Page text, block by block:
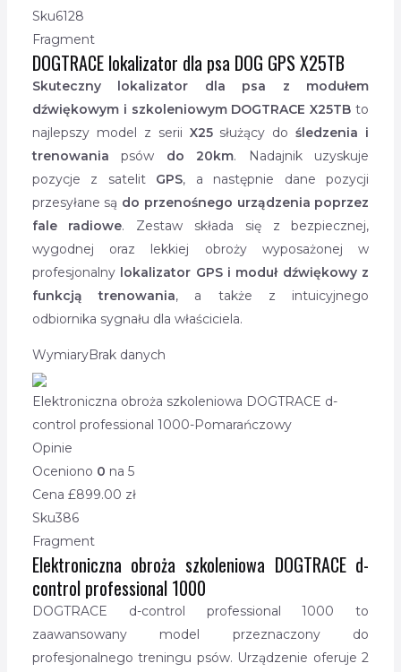
Sku6128
Fragment
DOGTRACE lokalizator dla psa DOG GPS X25TB
Skuteczny lokalizator dla psa z modułem
dźwiękowym i szkoleniowym DOGTRACE X25TBto
najlepszy model z serii X25służący dośledzenia i
trenowaniapsów do 20km. Nadajnik uzyskuje
pozycje z satelit GPS, a następnie dane pozycji
przesyłane są do przenośnego urządzenia poprzez
fale radiowe. Zestaw składa się z bezpiecznej,
wygodnej oraz lekkiej obroży wyposażonej w
profesjonalny lokalizator GPS i moduł dźwiękowy z
funkcją trenowania, a także z intuicyjnego
odbiornika sygnału dla właściciela.
WymiaryBrak danych
Elektroniczna obroża szkoleniowa DOGTRACE d-
control professional 1000-Pomarańczowy
Opinie
Oceniono 0 na 5
Cena £899.00 zł
Sku386
Fragment
Elektroniczna obroża szkoleniowa DOGTRACE d-
control professional 1000
DOGTRACE d-control professional 1000 to
zaawansowany model przeznaczony do
profesjonalnego treningu psów. Urządzenie oferuje 2